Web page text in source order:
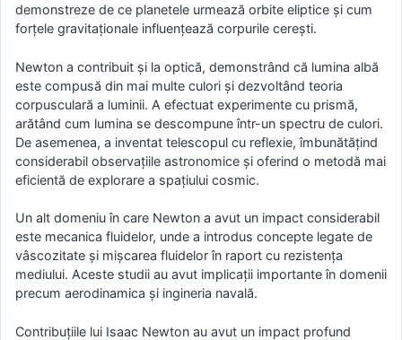
demonstreze de ce planetele urmează orbite eliptice și cum
forțele gravitaționale influențează corpurile cerești.
Newton a contribuit și la optică, demonstrând că lumina albă
este compusă din mai multe culori și dezvoltând teoria
corpusculară a luminii. A efectuat experimente cu prismă,
arătând cum lumina se descompune într-un spectru de culori.
De asemenea, a inventat telescopul cu reflexie, îmbunătățind
considerabil observațiile astronomice și oferind o metodă mai
eficientă de explorare a spațiului cosmic.
Un alt domeniu în care Newton a avut un impact considerabil
este mecanica fluidelor, unde a introdus concepte legate de
vâscozitate și mișcarea fluidelor în raport cu rezistența
mediului. Aceste studii au avut implicații importante în domenii
precum aerodinamica și ingineria navală.
Contribuțiile lui Isaac Newton au avut un impact profund